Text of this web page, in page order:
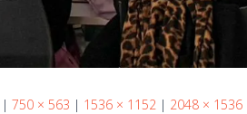
| 750 × 563 | 1536 × 1152 | 2048 × 1536